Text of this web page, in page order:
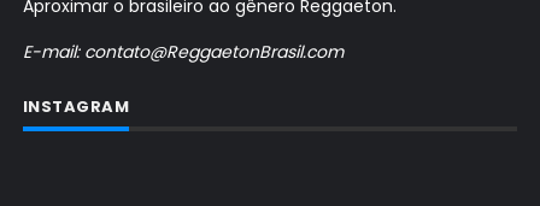
Aproximar o brasileiro ao gênero Reggaeton.
E-mail: contato@ReggaetonBrasil.com
INSTAGRAM